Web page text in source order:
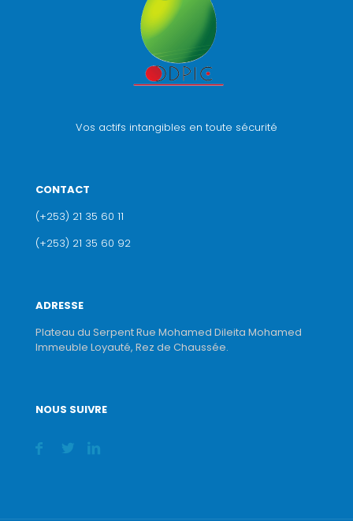
Vos actifs intangibles en toute sécurité
CONTACT
(+253) 21 35 60 11
(+253) 21 35 60 92
ADRESSE
Plateau du Serpent Rue Mohamed Dileita Mohamed
Immeuble Loyauté, Rez de Chaussée.
NOUS SUIVRE